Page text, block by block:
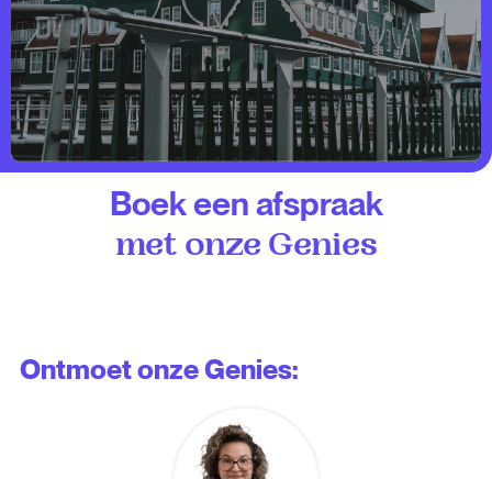
Boek een afspraak
met onze Genies
Ontmoet onze Genies: